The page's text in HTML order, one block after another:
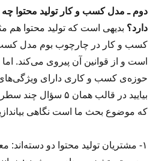
دوم ـ مدل کسب و کار تولید محتوا
دارد؟ بدیهی است که تولید محتوا هم
کسب و کار در چارچوب بوم مدل کسب
است و از قوانین آن پیروی می‌کند.
حوزه‌ی کسب و کاری دارای
بیایید در قالب همان ۵
که موضوع بحث ما است نگاهی
۱- مشتریان تولید محتوا دو دسته‌اند: